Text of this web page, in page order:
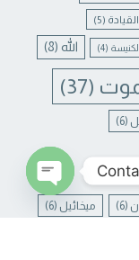
القيادة (5)
(4) الله (8)
(37)
(6)
(6) ميخائيل (6)
CHATY